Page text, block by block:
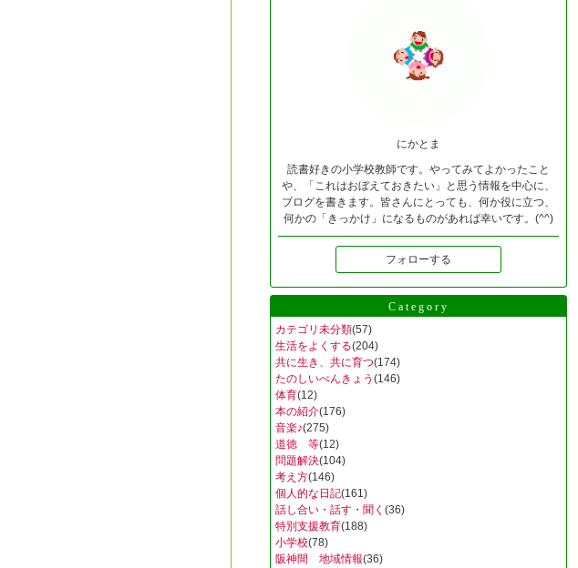
にかとま
読書好きの小学校教師です。やってみてよかったこと
や、「これはおぼえておきたい」と思う情報を中心に、
ブログを書きます。皆さんにとっても、何か役に立つ、
何かの「きっかけ」になるものがあれば幸いです。(^^)
フォローする
Category
カテゴリ未分類(57)
生活をよくする(204)
共に生き、共に育つ(174)
たのしいべんきょう (146)
体育(12)
本の紹介(176)
音楽♪(275)
道徳 等(12)
問題解決(104)
考え方(146)
個人的な日記(161)
話し合い・話す・聞く (36)
特別支援教育(188)
小学校(78)
阪神間 地域情報(36)